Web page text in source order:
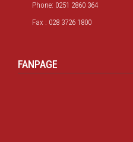
Phone: 0251 2860 364
Fax : 028 3726 1800
FANPAGE